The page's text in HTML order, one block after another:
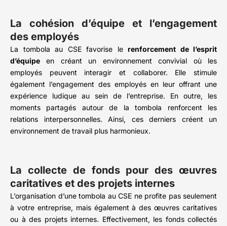
La cohésion d’équipe et l’engagement
des employés
La tombola au CSE favorise le renforcement de l’esprit
d’équipe en créant un environnement convivial où les
employés peuvent interagir et collaborer. Elle stimule
également l’engagement des employés en leur offrant une
expérience ludique au sein de l’entreprise. En outre, les
moments partagés autour de la tombola renforcent les
relations interpersonnelles. Ainsi, ces derniers créent un
environnement de travail plus harmonieux.
La collecte de fonds pour des œuvres
caritatives et des projets internes
L’organisation d’une tombola au CSE ne profite pas seulement
à votre entreprise, mais également à des œuvres caritatives
ou à des projets internes. Effectivement, les fonds collectés